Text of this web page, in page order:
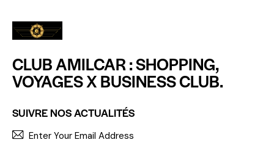
CLUB AMILCAR : SHOPPING,
VOYAGES X BUSINESS CLUB.
SUIVRE NOS ACTUALITÉS